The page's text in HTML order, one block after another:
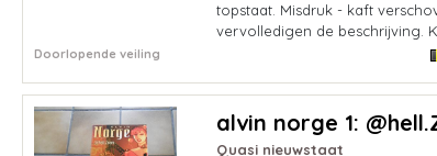
topstaat. Misdruk - kaft
vervolledigen de beschrijving.
Doorlopende veiling
alvin norge 1:
Quasi nieuwstaat